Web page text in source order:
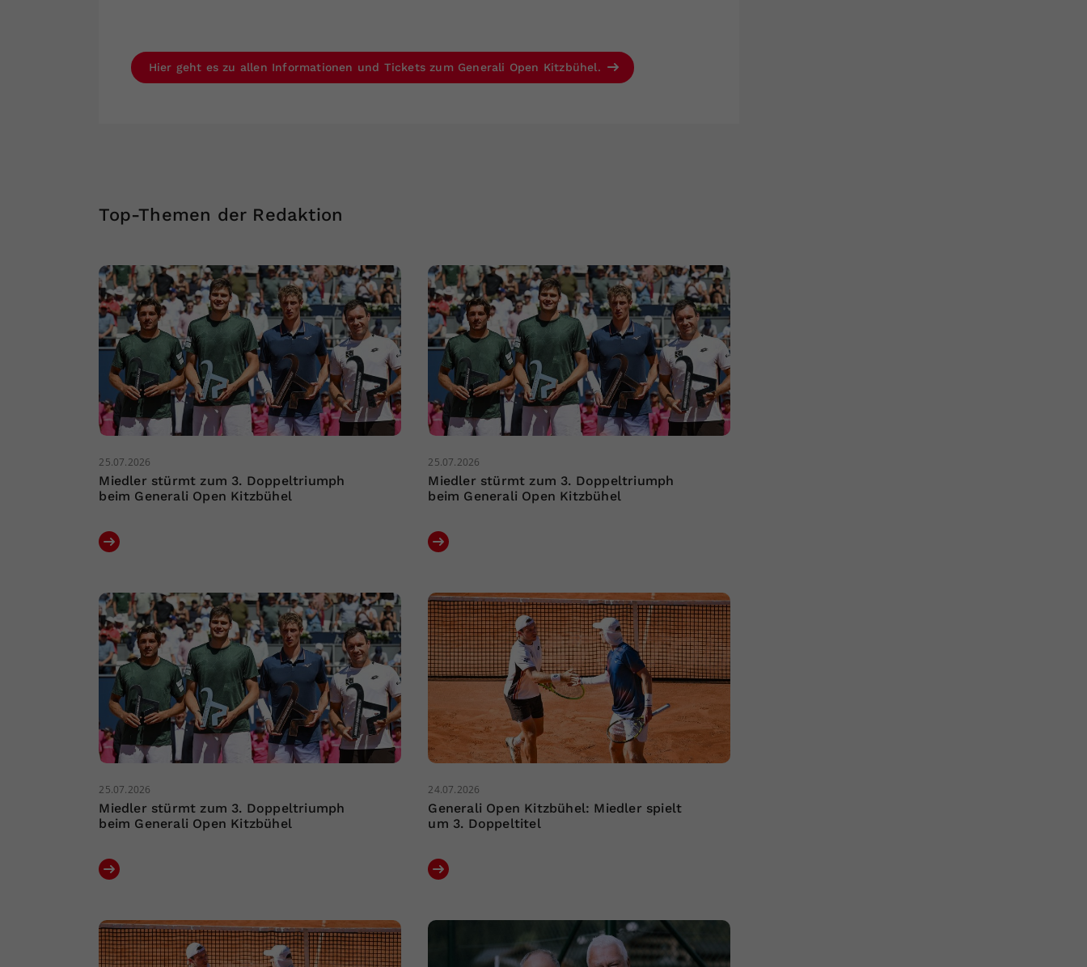
Hier geht es zu allen Informationen und Tickets zum Generali Open Kitzbühel.
Top-Themen der Redaktion
25.07.2026
Miedler stürmt zum 3. Doppeltriumph
beim Generali Open Kitzbühel
25.07.2026
Miedler stürmt zum 3. Doppeltriumph
beim Generali Open Kitzbühel
25.07.2026
Miedler stürmt zum 3. Doppeltriumph
beim Generali Open Kitzbühel
24.07.2026
Generali Open Kitzbühel: Miedler spielt
um 3. Doppeltitel